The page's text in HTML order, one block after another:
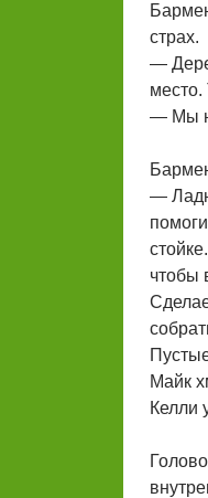
страх.
—
место.
— Мы
—
чтобы
Майк
Келли